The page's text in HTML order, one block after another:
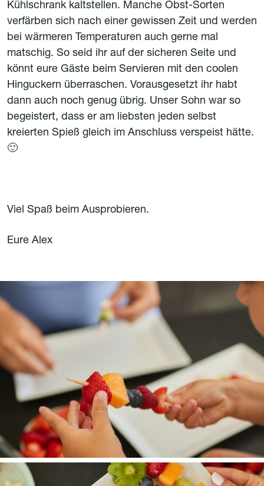
Kühlschrank kaltstellen. Manche Obst-Sorten
verfärben sich nach einer gewissen Zeit und werden
bei wärmeren Temperaturen auch gerne mal
matschig. So seid ihr auf der sicheren Seite und
könnt eure Gäste beim Servieren mit den coolen
Hinguckern überraschen. Vorausgesetzt ihr habt
dann auch noch genug übrig. Unser Sohn war so
begeistert, dass er am liebsten jeden selbst
kreierten Spieß gleich im Anschluss verspeist hätte.
🙂
Viel Spaß beim Ausprobieren.
Eure Alex